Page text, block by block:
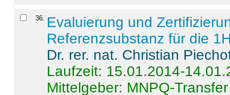
36. Evaluierung und
Referenzsubstanz für die
Dr. rer. nat. Christian
Laufzeit: 15.01.2014-
Mittelgeber: MNPQ-Transfer